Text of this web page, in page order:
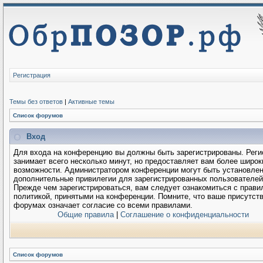
Регистрация
Темы без ответов | Активные темы
Список форумов
Вход
Для входа на конференцию вы должны быть зарегистрированы.
занимает всего несколько минут, но предоставляет вам более
возможности. Администратором конференции могут быть
дополнительные привилегии для зарегистрированных
Прежде чем зарегистрироваться, вам следует ознакомиться с
политикой, принятыми на конференции. Помните, что ваше
форумах означает согласие со всеми правилами.
Общие правила| Соглашение о конфиденциальности
Список форумов